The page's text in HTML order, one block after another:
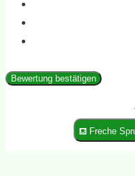
Bewertung bestätigen
⛾ Freche